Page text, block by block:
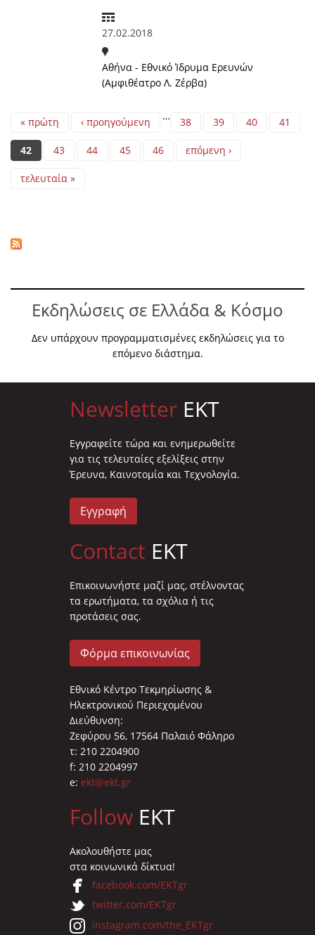
27.02.2018
Αθήνα - Εθνικό Ίδρυμα Ερευνών
(Αμφιθέατρο Λ. Ζέρβα)
Pages
« πρώτη ‹ προηγούμενη … 38 39 40 41
42 43 44 45 46 επόμενη ›
τελευταία »
Εκδηλώσεις σε Ελλάδα & Κόσμο
Δεν υπάρχουν προγραμματισμένες εκδηλώσεις για το
επόμενο διάστημα.
Newsletter EKT
Eγγραφείτε τώρα και ενημερωθείτε
για τις τελευταίες εξελίξεις στην
Έρευνα, Καινοτομία και Τεχνολογία.
Εγγραφή
Contact EKT
Επικοινωνήστε μαζί μας, στέλνοντας
τα ερωτήματα, τα σχόλια ή τις
προτάσεις σας.
Φόρμα επικοινωνίας
Εθνικό Κέντρο Τεκμηρίωσης &
Ηλεκτρονικού Περιεχομένου
Διεύθυνση:
Ζεφύρου 56, 17564 Παλαιό Φάληρο
τ: 210 2204900
f: 210 2204997
e: ekt@ekt.gr
Follow EKT
Ακολουθήστε μας
στα κοινωνικά δίκτυα!
facebook.com/EKTgr
twitter.com/EKTgr
instagram.com/the_EKTgr